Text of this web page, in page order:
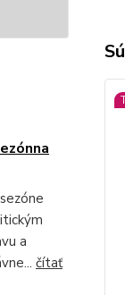
a
čítať